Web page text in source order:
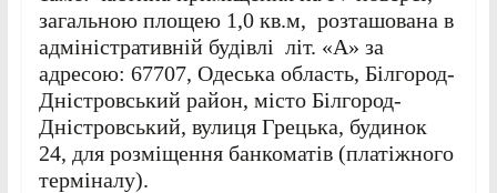
загальною площею 1,0 кв.м, розташована в
адміністративній будівлі літ. «А» за
адресою: 67707, Одеська область, Білгород-
Дністровський район, місто Білгород-
Дністровський, вулиця Грецька, будинок
24, для розміщення банкоматів (платіжного
терміналу).